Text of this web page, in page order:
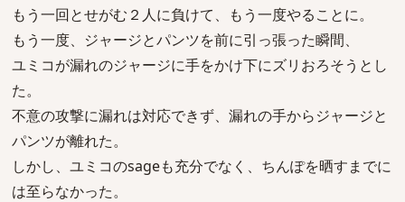
もう一回とせがむ２人に負けて、もう一度やることに。
もう一度、ジャージとパンツを前に引っ張った瞬間、
ユミコが漏れのジャージに手をかけ下にズリおろそうとし
た。
不意の攻撃に漏れは対応できず、漏れの手からジャージと
パンツが離れた。
しかし、ユミコのsageも充分でなく、ちんぽを晒すまでに
は至らなかった。